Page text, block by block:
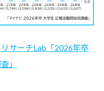
サーチLab「2026年卒
」